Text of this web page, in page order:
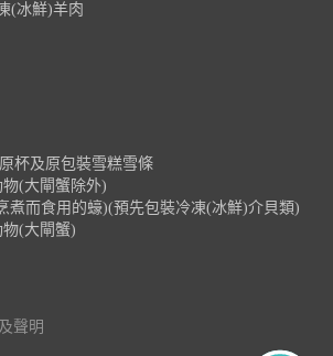
(冰鮮)羊肉
杯及原包裝雪糕雪條
物(大閘蟹除外)
煮而食用的蠔)(預先包裝冷凍(冰鮮)介貝類)
物(大閘蟹)
聲明